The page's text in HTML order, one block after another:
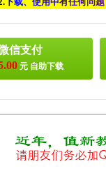
信支付
元 自助下载